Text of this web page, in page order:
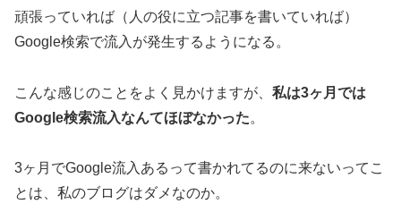
頑張っていれば（人の役に立つ記事を書いていれば）
Google検索で流入が発生するようになる。
こんな感じのことをよく見かけますが、 私は3ヶ月では
Google検索流入なんてほぼなかった。
3ヶ月でGoogle流入あるって書かれてるのに来ないってこ
とは、私のブログはダメなのか。